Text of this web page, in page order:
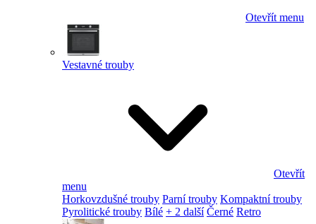
Otevřít menu
Vestavné trouby
Otevřít
menu
Horkovzdušné trouby Parní trouby Kompaktní trouby
Pyrolitické trouby Bílé + 2 další Černé Retro